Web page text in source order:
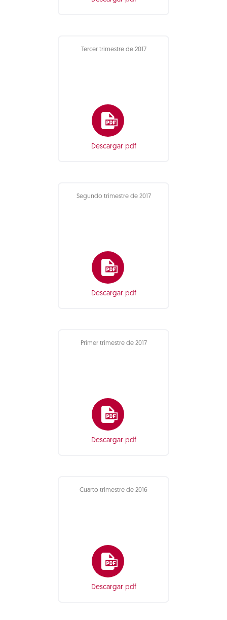
Tercer trimestre de 2017
Descargar pdf
Segundo trimestre de 2017
Descargar pdf
Primer trimestre de 2017
Descargar pdf
Cuarto trimestre de 2016
Descargar pdf